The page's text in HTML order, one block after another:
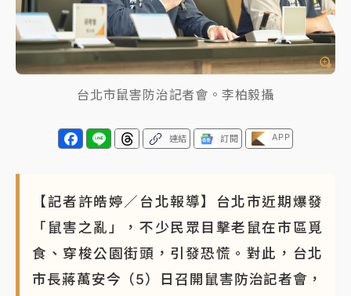
台東農業處長涉圖利渡假村！東檢抗告成功 今重開羈
押庭
父親節泡湯了！中颱白海豚雨彈轟3天 「紅到發紫」降
台北市鼠害防治記者會。李柏毅攝
連結 訂閱 APP
【記者許皓婷／台北報導】台北市近期爆發
「鼠害之亂」，不少民眾目擊老鼠在市區覓
食、穿梭公園街頭，引發恐慌。對此，台北
市長蔣萬安今（5）日召開鼠害防治記者會，